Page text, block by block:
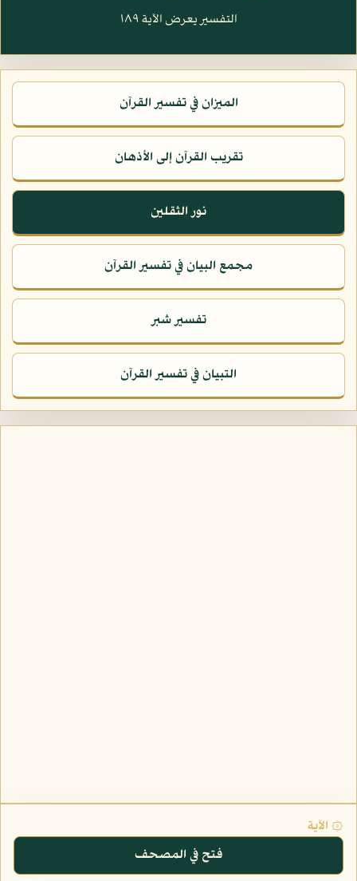
التفسير يعرض الآية ١٨٩
الميزان في تفسير القرآن
تقريب القرآن إلى الأذهان
نور الثقلين
مجمع البيان في تفسير القرآن
تفسير شبر
التبيان في تفسير القرآن
۞ الآية
فتح في المصحف